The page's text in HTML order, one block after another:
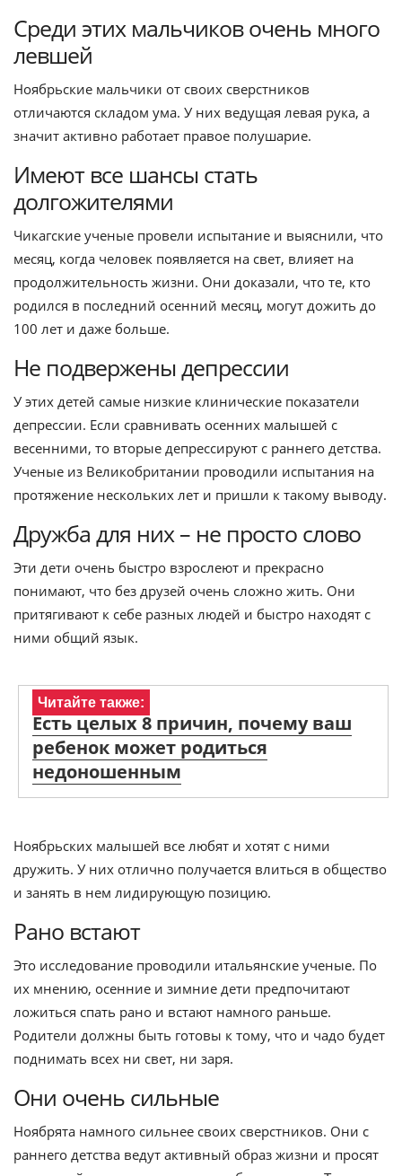
Среди этих мальчиков очень много
левшей
Ноябрьские мальчики от своих сверстников
отличаются складом ума. У них ведущая левая рука, а
значит активно работает правое полушарие.
Имеют все шансы стать
долгожителями
Чикагские ученые провели испытание и выяснили, что
месяц, когда человек появляется на свет, влияет на
продолжительность жизни. Они доказали, что те, кто
родился в последний осенний месяц, могут дожить до
100 лет и даже больше.
Не подвержены депрессии
У этих детей самые низкие клинические показатели
депрессии. Если сравнивать осенних малышей с
весенними, то вторые депрессируют с раннего детства.
Ученые из Великобритании проводили испытания на
протяжение нескольких лет и пришли к такому выводу.
Дружба для них – не просто слово
Эти дети очень быстро взрослеют и прекрасно
понимают, что без друзей очень сложно жить. Они
притягивают к себе разных людей и быстро находят с
ними общий язык.
Читайте также:
Есть целых 8 причин, почему ваш
ребенок может родиться
недоношенным
Ноябрьских малышей все любят и хотят с ними
дружить. У них отлично получается влиться в общество
и занять в нем лидирующую позицию.
Рано встают
Это исследование проводили итальянские ученые. По
их мнению, осенние и зимние дети предпочитают
ложиться спать рано и встают намного раньше.
Родители должны быть готовы к тому, что и чадо будет
поднимать всех ни свет, ни заря.
Они очень сильные
Ноябрята намного сильнее своих сверстников. Они с
раннего детства ведут активный образ жизни и просят